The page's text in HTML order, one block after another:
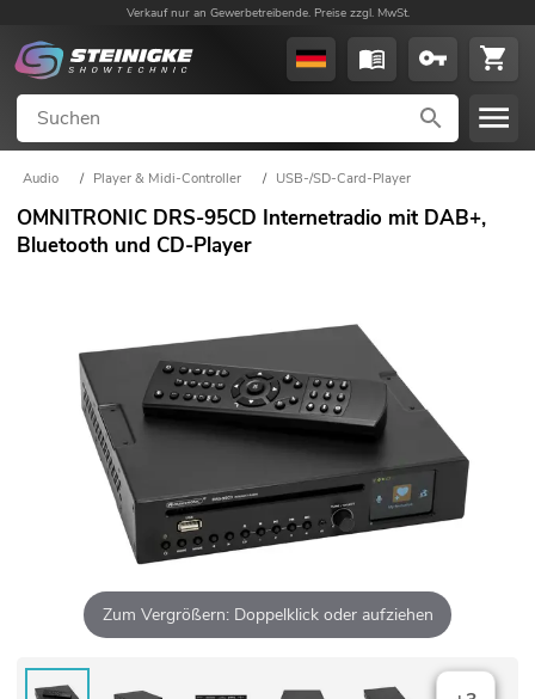
Verkauf nur an Gewerbetreibende. Preise zzgl. MwSt.
Audio / Player & Midi-Controller / USB-/SD-Card-Player
OMNITRONIC DRS-95CD Internetradio mit DAB+,
Bluetooth und CD-Player
Zum Vergrößern: Doppelklick oder aufziehen